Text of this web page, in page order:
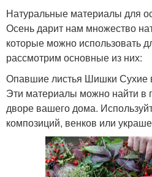
Натуральные материалы для
Осень дарит нам множество
которые можно использовать
рассмотрим основные из них:
Опавшие листья Шишки Сухие
Эти материалы можно найти в
дворе вашего дома.
композиций, венков или